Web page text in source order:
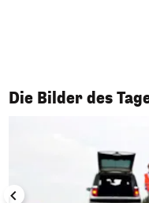
Die Bilder des
1/50